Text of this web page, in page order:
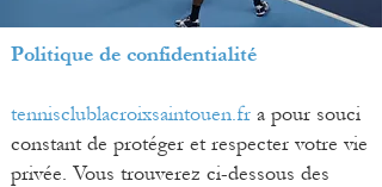
Politique de confidentialité
tennisclublacroixsaintouen.fr a pour souci
constant de protéger et respecter votre vie
privée. Vous trouverez ci-dessous des